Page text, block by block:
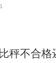
秤不合格